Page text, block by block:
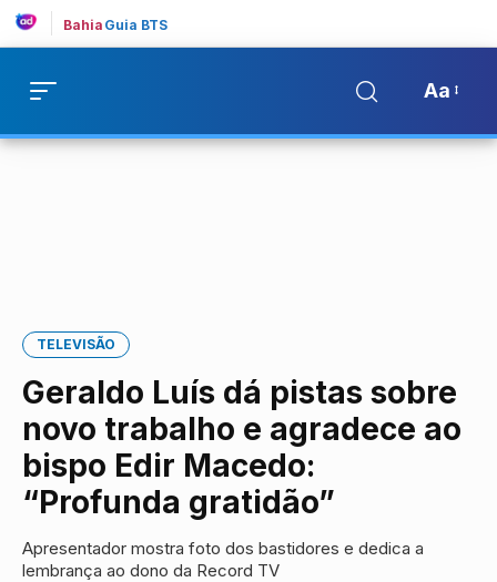
Bahia Guia BTS
Aa
TELEVISÃO
Geraldo Luís dá pistas sobre
novo trabalho e agradece ao
bispo Edir Macedo:
“Profunda gratidão”
Apresentador mostra foto dos bastidores e dedica a
lembrança ao dono da Record TV